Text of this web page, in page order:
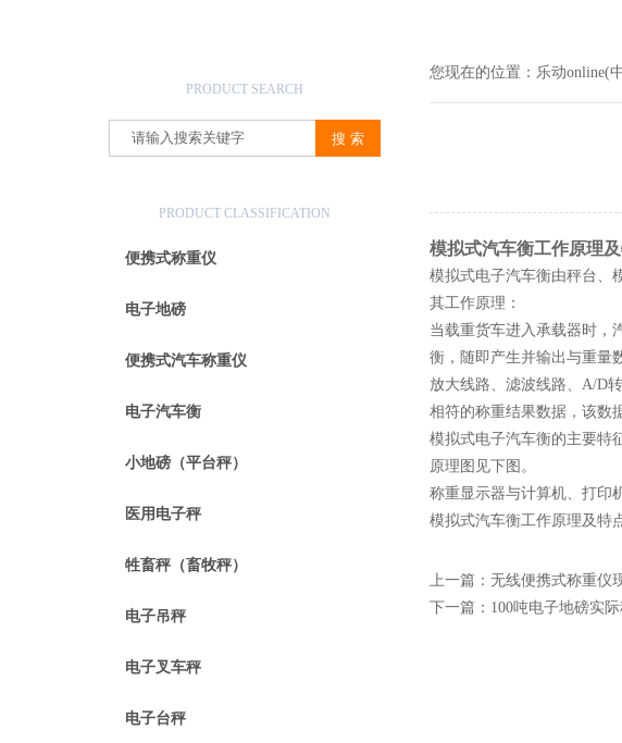
PRODUCT SEARCH
PRODUCT CLASSIFICATION
便携式称重仪
电子地磅
便携式汽车称重仪
电子汽车衡
小地磅（平台秤）
医用电子秤
牲畜秤（畜牧秤）
电子吊秤
电子叉车秤
电子台秤
您现在的位置： 乐动online(
模拟式汽车衡工作原理
模拟式电子汽车衡由秤台、
其工作原理：
当载重货车进入承载器时，
衡，随即产生并输出与重量
放大线路、滤波线路、A/D
相符的称重结果数据，该数
模拟式电子汽车衡的主要特
原理图见下图。
称重显示器与计算机、打印
模拟式汽车衡工作原理及特
上一篇： 无线便携式称重仪
下一篇： 100吨电子地磅实